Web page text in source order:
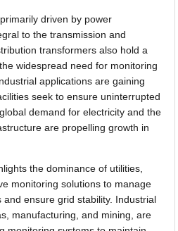
driven by power
to the transmission and
transformers also hold a
widespread need for monitoring
applications are gaining
seek to ensure uninterrupted
demand for electricity and the
are propelling growth in
the dominance of utilities,
monitoring solutions to manage
ensure grid stability. Industrial
manufacturing, and mining, are